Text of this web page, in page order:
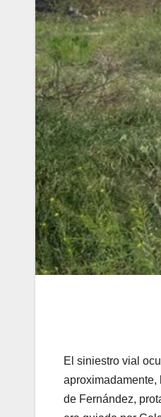
El siniestro vial
aproximadamente,
de Fernández,